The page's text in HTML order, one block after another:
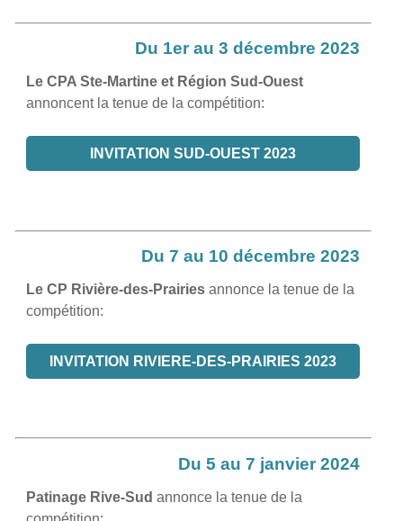
Du 1er au 3 décembre 2023
Le CPA Ste-Martine et Région Sud-Ouest
annoncent la tenue de la compétition:
INVITATION SUD-OUEST 2023
Du 7 au 10 décembre 2023
Le CP Rivière-des-Prairies annonce la tenue de la
compétition:
INVITATION RIVIERE-DES-PRAIRIES 2023
Du 5 au 7 janvier 2024
Patinage Rive-Sud annonce la tenue de la